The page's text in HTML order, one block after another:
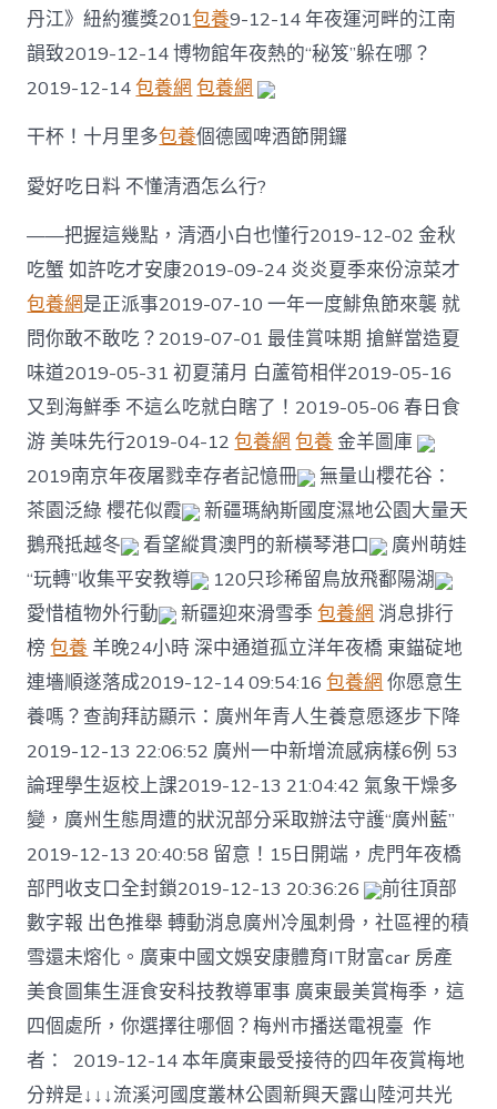
丹江》紐約獲獎201包養9-12-14 年夜運河畔的江南
韻致2019-12-14 博物館年夜熱的“秘笈”躲在哪？
2019-12-14包養網 包養網
干杯！十月里多包養個德國啤酒節開鑼
愛好吃日料 不懂清酒怎么行?
——把握這幾點，清酒小白也懂行2019-12-02 金秋
吃蟹 如許吃才安康2019-09-24 炎炎夏季來份涼菜才
包養網是正派事2019-07-10 一年一度鯡魚節來襲 就
問你敢不敢吃？2019-07-01 最佳賞味期 搶鮮當造夏
味道2019-05-31 初夏蒲月 白蘆筍相伴2019-05-16
又到海鮮季 不這么吃就白瞎了！2019-05-06 春日食
游 美味先行2019-04-12包養網 包養 金羊圖庫
2019南京年夜屠戮幸存者記憶冊
無量山櫻花谷：
茶園泛綠 櫻花似霞
新疆瑪納斯國度濕地公園大量天
鵝飛抵越冬
看望縱貫澳門的新橫琴港口
廣州萌娃
“玩轉”收集平安教導
120只珍稀留鳥放飛鄱陽湖
愛惜植物外行動
新疆迎來滑雪季包養網 消息排行
榜包養 羊晚24小時 深中通道孤立洋年夜橋 東錨碇地
連墻順遂落成2019-12-14 09:54:16包養網 你愿意生
養嗎？查詢拜訪顯示：廣州年青人生養意愿逐步下降
2019-12-13 22:06:52 廣州一中新增流感病樣6例 53
論理學生返校上課2019-12-13 21:04:42 氣象干燥多
變，廣州生態周遭的狀況部分采取辦法守護“廣州藍”
2019-12-13 20:40:58 留意！15日開端，虎門年夜橋
部門收支口全封鎖2019-12-13 20:36:26
前往頂部
數字報 出色推舉 轉動消息廣州冷風刺骨，社區裡的積
雪還未熔化。廣東中國文娛安康體育IT財富car 房產
美食圖集生涯食安科技教導軍事 廣東最美賞梅季，這
四個處所，你選擇往哪個？梅州市播送電視臺 作
者： 2019-12-14 本年廣東最受接待的四年夜賞梅地
分辨是↓↓↓流溪河國度叢林公園新興天露山陸河共光